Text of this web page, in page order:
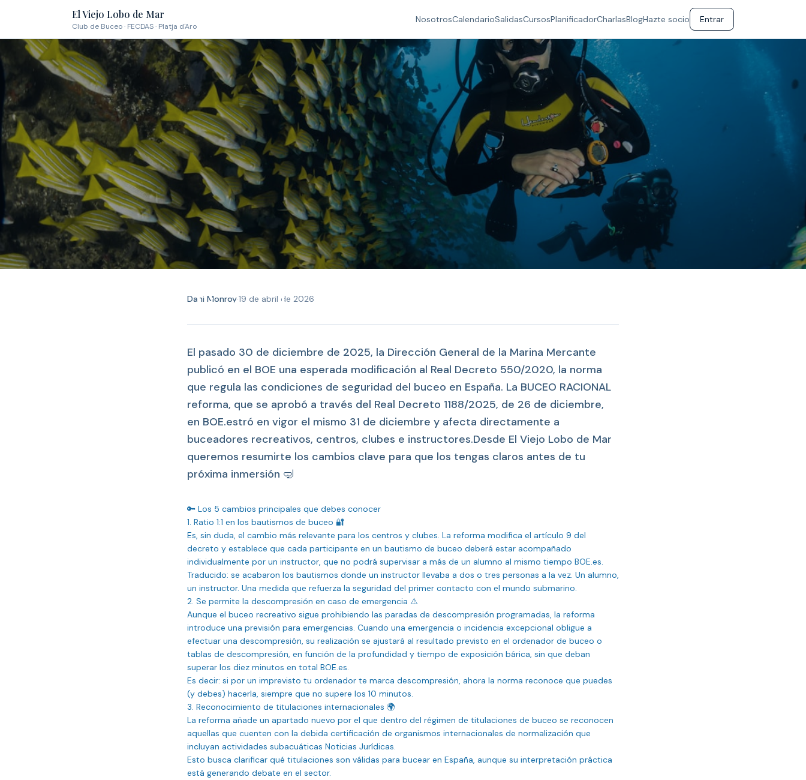
El Viejo Lobo de Mar
Club de Buceo · FECDAS · Platja d'Aro
NosotrosCalendarioSalidasCursosPlanificadorCharlasBlogHazte socio Entrar
esto es lo que cambia para los buceadores"
Dani Monroy·19 de abril de 2026
El pasado 30 de diciembre de 2025, la Dirección General de la Marina Mercante
publicó en el BOE una esperada modificación al Real Decreto 550/2020, la norma
que regula las condiciones de seguridad del buceo en España. La BUCEO RACIONAL
reforma, que se aprobó a través del Real Decreto 1188/2025, de 26 de diciembre,
en BOE.estró en vigor el mismo 31 de diciembre y afecta directamente a
buceadores recreativos, centros, clubes e instructores.Desde El Viejo Lobo de Mar
queremos resumirte los cambios clave para que los tengas claros antes de tu
próxima inmersión 🤿
🔑 Los 5 cambios principales que debes conocer
1. Ratio 1:1 en los bautismos de buceo 🔐
Es, sin duda, el cambio más relevante para los centros y clubes. La reforma modifica el artículo 9 del
decreto y establece que cada participante en un bautismo de buceo deberá estar acompañado
individualmente por un instructor, que no podrá supervisar a más de un alumno al mismo tiempo BOE.es.
Traducido: se acabaron los bautismos donde un instructor llevaba a dos o tres personas a la vez. Un alumno,
un instructor. Una medida que refuerza la seguridad del primer contacto con el mundo submarino.
2. Se permite la descompresión en caso de emergencia ⚠️
Aunque el buceo recreativo sigue prohibiendo las paradas de descompresión programadas, la reforma
introduce una previsión para emergencias. Cuando una emergencia o incidencia excepcional obligue a
efectuar una descompresión, su realización se ajustará al resultado previsto en el ordenador de buceo o
tablas de descompresión, en función de la profundidad y tiempo de exposición bárica, sin que deban
superar los diez minutos en total BOE.es.
Es decir: si por un imprevisto tu ordenador te marca descompresión, ahora la norma reconoce que puedes
(y debes) hacerla, siempre que no supere los 10 minutos.
3. Reconocimiento de titulaciones internacionales 🌍
La reforma añade un apartado nuevo por el que dentro del régimen de titulaciones de buceo se reconocen
aquellas que cuenten con la debida certificación de organismos internacionales de normalización que
incluyan actividades subacuáticas Noticias Jurídicas.
Esto busca clarificar qué titulaciones son válidas para bucear en España, aunque su interpretación práctica
está generando debate en el sector.